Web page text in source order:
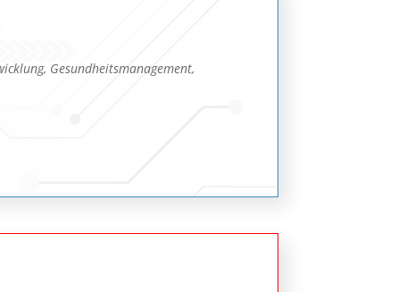
Gesundheitsmanagement,